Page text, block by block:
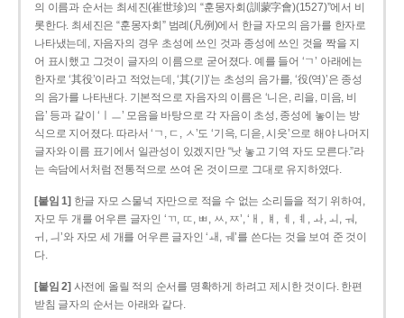
의 이름과 순서는 최세진(崔世珍)의 “훈몽자회(訓蒙字會)(1527)”에서 비
롯한다. 최세진은 “훈몽자회” 범례(凡例)에서 한글 자모의 음가를 한자로
나타냈는데, 자음자의 경우 초성에 쓰인 것과 종성에 쓰인 것을 짝을 지
어 표시했고 그것이 글자의 이름으로 굳어졌다. 예를 들어 ‘ㄱ’ 아래에는
한자로 ‘其役’이라고 적었는데, ‘其(기)’는 초성의 음가를, ‘役(역)’은 종성
의 음가를 나타낸다. 기본적으로 자음자의 이름은 ‘니은, 리을, 미음, 비
읍’ 등과 같이 ‘ㅣㅡ’ 모음을 바탕으로 각 자음이 초성, 종성에 놓이는 방
식으로 지어졌다. 따라서 ‘ㄱ, ㄷ, ㅅ’도 ‘기윽, 디읃, 시읏’으로 해야 나머지
글자와 이름 표기에서 일관성이 있겠지만 “낫 놓고 기역 자도 모른다.”라
는 속담에서처럼 전통적으로 쓰여 온 것이므로 그대로 유지하였다.
[붙임 1] 한글 자모 스물넉 자만으로 적을 수 없는 소리들을 적기 위하여,
자모 두 개를 어우른 글자인 ‘ㄲ, ㄸ, ㅃ, ㅆ, ㅉ’, ‘ㅐ, ㅒ, ㅔ, ㅖ, ㅘ, ㅚ, ㅝ,
ㅟ, ㅢ’와 자모 세 개를 어우른 글자인 ‘ㅙ, ㅞ’를 쓴다는 것을 보여 준 것이
다.
[붙임 2] 사전에 올릴 적의 순서를 명확하게 하려고 제시한 것이다. 한편
받침 글자의 순서는 아래와 같다.